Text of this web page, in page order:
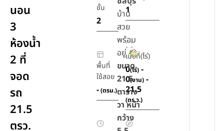
นอน
3
ห้องน้ำ
2 ที่
จอด
รถ
21.5
ตรว.
ชั้น
2
1
พื้นที่
ใช้สอย
-(ตรม.)
เนื้อที่(ไร่)
0(ไร่) -
0(งาน) -
21.5
(ตร.ว.)
บ้าน
สวย
พร้อม
อยู่
ขนาด
21.5
ตาราง
วา หน้า
กว้าง